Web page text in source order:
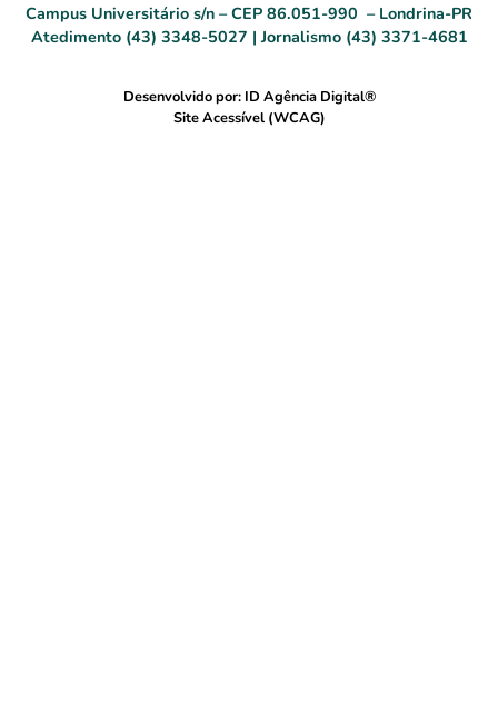
Campus Universitário s/n – CEP 86.051-990 – Londrina-PR
Atedimento (43) 3348-5027 | Jornalismo (43) 3371-4681
Desenvolvido por: ID Agência Digital®
Site Acessível (WCAG)